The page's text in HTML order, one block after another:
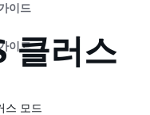
이드
이드
클러스
스 모드